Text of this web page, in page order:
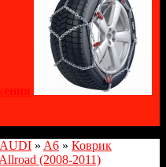
AUDI » A6 » Коврик
(2008-2011)